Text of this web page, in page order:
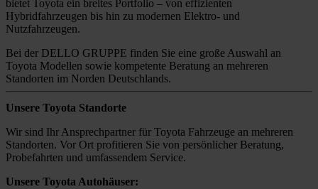
bietet Toyota ein breites Portfolio – von effizienten
Hybridfahrzeugen bis hin zu modernen Elektro- und
Nutzfahrzeugen.
Bei der DELLO GRUPPE finden Sie eine große Auswahl an
Toyota Modellen sowie kompetente Beratung an mehreren
Standorten im Norden Deutschlands.
Unsere Toyota Standorte
Wir sind Ihr Ansprechpartner für Toyota Fahrzeuge an mehreren
Standorten. Vor Ort profitieren Sie von persönlicher Beratung,
Probefahrten und umfassendem Service.
Unsere Toyota Autohäuser: